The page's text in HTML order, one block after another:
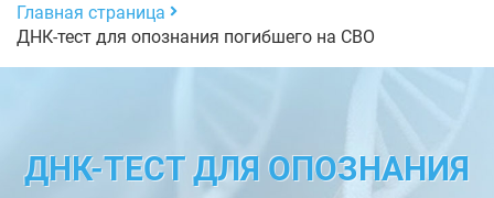
Главная страница
ДНК-тест для опознания погибшего на СВО
ДНК-ТЕСТ ДЛЯ ОПОЗНАНИЯ